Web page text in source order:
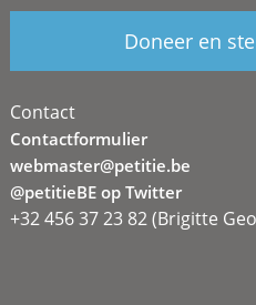
Doneer en
Contact
Contactformulier
webmaster@petitie.be
@petitieBE op Twitter
+32 456 37 23 82 (Brigitte